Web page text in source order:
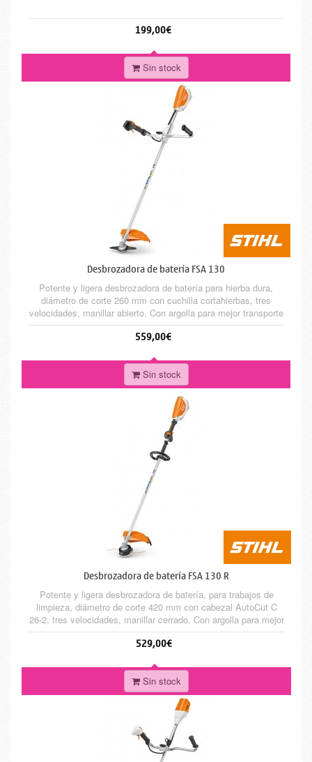
199,00€
Sin stock
Desbrozadora de batería FSA 130
Potente y ligera desbrozadora de batería para hierba dura,
diámetro de corte 260 mm con cuchilla cortahierbas, tres
velocidades, manillar abierto. Con argolla para mejor transporte
con mochila de batería AR.
559,00€
Sin stock
Desbrozadora de batería FSA 130 R
Potente y ligera desbrozadora de batería, para trabajos de
limpieza, diámetro de corte 420 mm con cabezal AutoCut C
26-2, tres velocidades, manillar cerrado. Con argolla para mejor
transporte con mochila de batería AR.
529,00€
Sin stock